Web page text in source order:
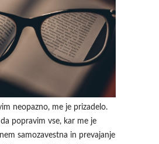
neopazno, me je prizadelo.
popravim vse, kar me je
samozavestna in prevajanje